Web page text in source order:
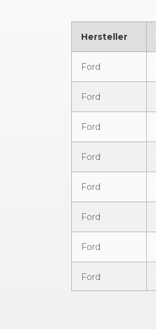
Hersteller
Ford
Ford
Ford
Ford
Ford
Ford
Ford
Ford